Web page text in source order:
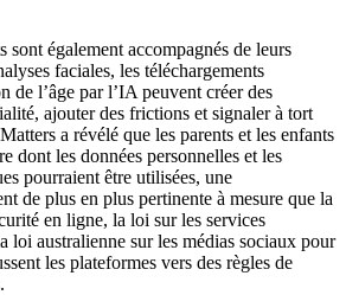
sont également accompagnés de leurs
faciales, les téléchargements
de l’âge par l’IA peuvent créer des
ajouter des frictions et signaler à tort
a révélé que les parents et les enfants
dont les données personnelles et les
pourraient être utilisées, une
de plus en plus pertinente à mesure que la
en ligne, la loi sur les services
loi australienne sur les médias sociaux pour
les plateformes vers des règles de